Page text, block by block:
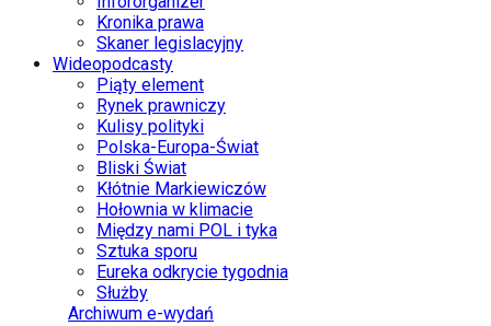
Kronika prawa
Skaner legislacyjny
Wideopodcasty
Piąty element
Rynek prawniczy
Kulisy polityki
Polska-Europa-Świat
Bliski Świat
Kłótnie Markiewiczów
Hołownia w klimacie
Między nami POL i tyka
Sztuka sporu
Eureka odkrycie tygodnia
Służby
Archiwum e-wydań